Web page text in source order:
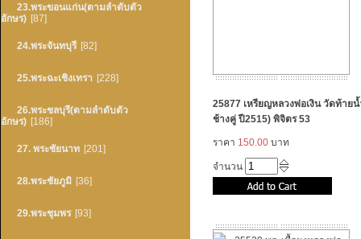
23.พระขอนแก่น(ตามลำดับตัว
อักษร) [87]
24.พระจันทบุรี [82]
25.พระฉะเชิงเทรา [228]
26.พระชลบุรี(ตามลำดับตัว
อักษร) [186]
27. พระชัยนาท [201]
28.พระชัยภูมิ [36]
29.พระชุมพร [93]
25877 เหรียญหลวงพ่อเงิน วัดท้ายน้
ช้างคู่ ปี2515) พิจิตร 53
ราคา 150.00 บาท
จำนวน